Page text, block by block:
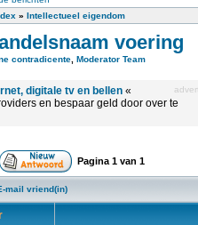
» Intellectueel eigendom
voering
contradicente Moderator Team
digitale tv en bellen «
en bespaar geld door over te
Pagina 1 van 1
mail vriend(in)